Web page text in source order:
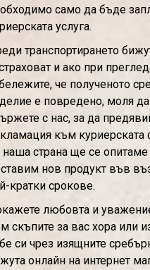
само да бъде
услуга.
транспортирането
и ако при
че полученото
е повредено, моля
с нас, за да
към куриерската
наша страна ще се
нов продукт във
кратки срокове.
любовта и
скъпите за вас хора или
си чрез изящните
онлайн на интернет